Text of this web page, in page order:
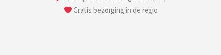
Gratis bezorging in de regio